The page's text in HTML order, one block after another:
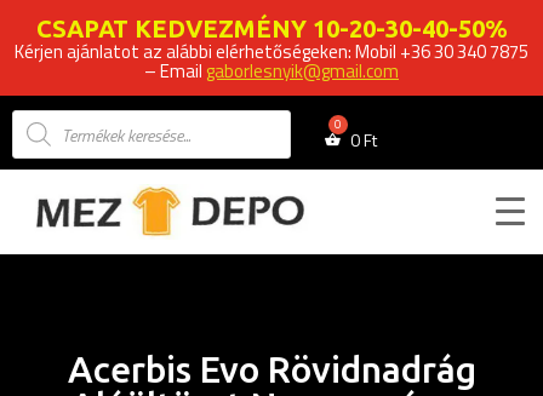
CSAPAT KEDVEZMÉNY 10-20-30-40-50%
Kérjen ajánlatot az alábbi elérhetőségeken: Mobil +36 30 340 7875
– Email gaborlesnyik@gmail.com
Products
search 0Ft
Acerbis Evo Rövidnadrág